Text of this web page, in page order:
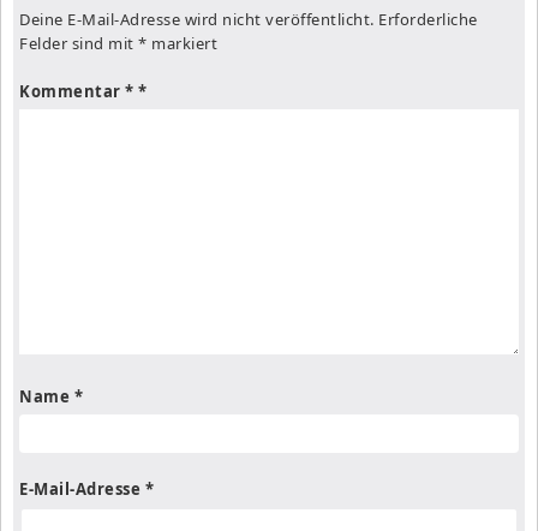
Deine E-Mail-Adresse wird nicht veröffentlicht. Erforderliche
Felder sind mit * markiert
Kommentar *
Name *
E-Mail-Adresse *